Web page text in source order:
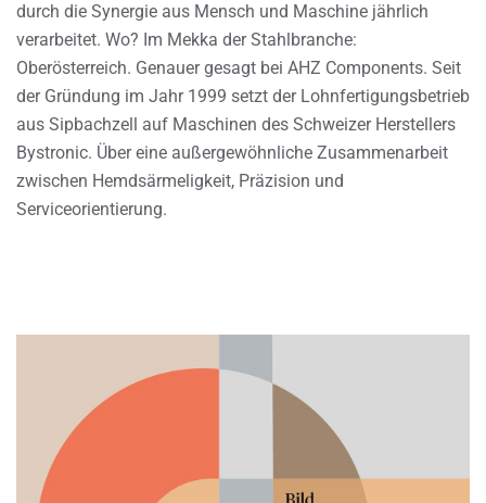
durch die Synergie aus Mensch und Maschine jährlich
verarbeitet. Wo? Im Mekka der Stahlbranche:
Oberösterreich. Genauer gesagt bei AHZ Components. Seit
der Gründung im Jahr 1999 setzt der Lohnfertigungsbetrieb
aus Sipbachzell auf Maschinen des Schweizer Herstellers
Bystronic. Über eine außergewöhnliche Zusammenarbeit
zwischen Hemdsärmeligkeit, Präzision und
Serviceorientierung.